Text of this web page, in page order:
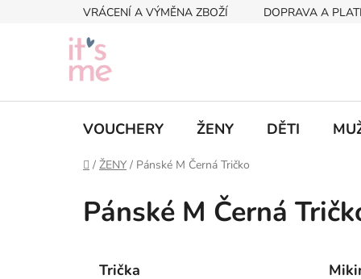
VRÁCENÍ A VÝMĚNA ZBOŽÍ DOPRAVA A
VOUCHERY ŽENY DĚTI
Domů
/ ŽENY / Pánské M Černá Tričko
Pánské M Černá
Trička